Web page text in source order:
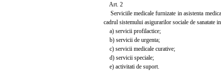
Art. 2
Serviciile medicale furnizate in asistenta
cadrul sistemului asigurarilor sociale de sanatate
a) servicii profilactice;
b) servicii de urgenta;
c) servicii medicale curative;
d) servicii speciale;
e) activitati de suport.